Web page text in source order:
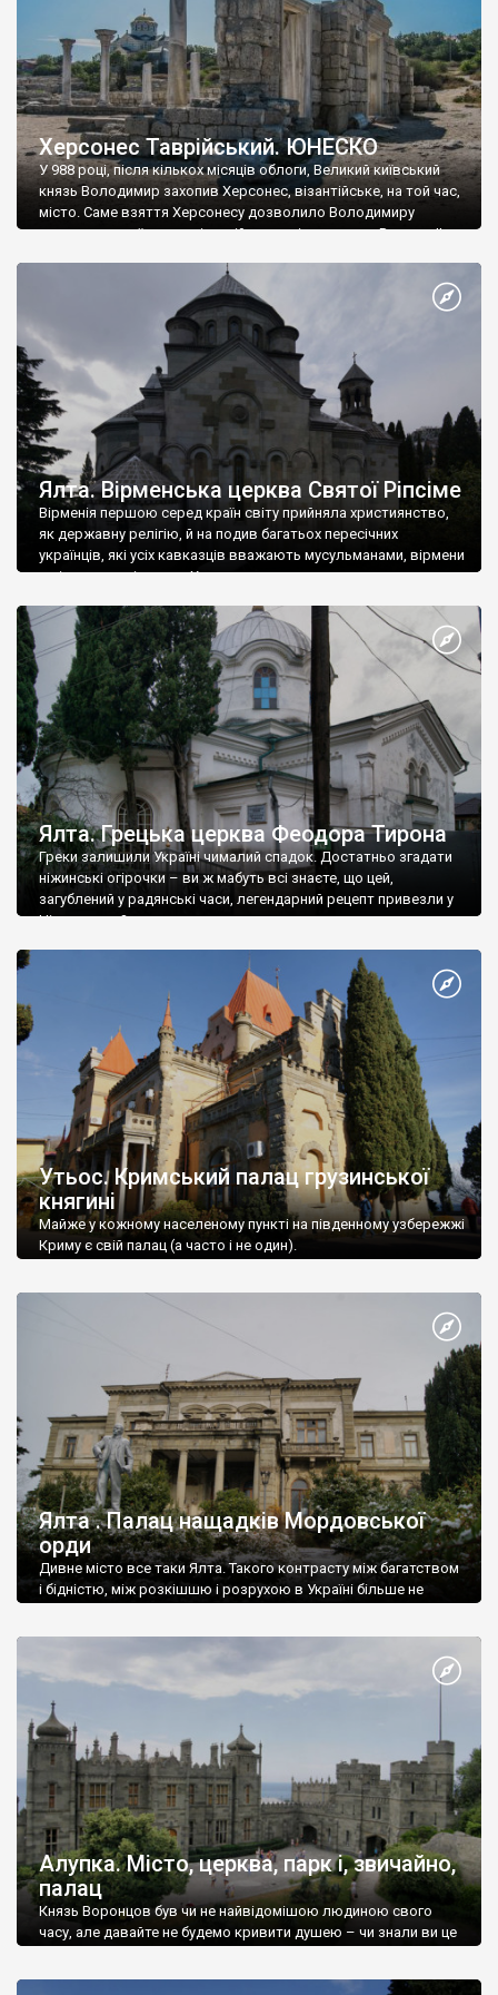
Херсонес Таврійський. ЮНЕСКО
У 988 році, після кількох місяців облоги, Великий київський
князь Володимир захопив Херсонес, візантійське, на той час,
місто. Саме взяття Херсонесу дозволило Володимиру
диктувати свої умови візантійському імператору Василю ІІ, та
Херсонесі Володимир-язичник, став Василем-християнином.
А потім було Хрещення Русі. На честь Херсонесу Таврійського
Ялта. Вірменська церква Святої Ріпсіме
Вірменія першою серед країн світу прийняла християнство,
як державну релігію, й на подив багатьох пересічних
українців, які усіх кавказців вважають мусульманами, вірмени
є відданими вірянами Христа
Ялта. Грецька церква Феодора Тирона
Греки залишили Україні чималий спадок. Достатньо згадати
ніжинські огірочки – ви ж мабуть всі знаєте, що цей,
загублений у радянські часи, легендарний рецепт привезли у
Ніжин греки?
Утьос. Кримський палац грузинської
княгині
Майже у кожному населеному пункті на південному узбережжі
Криму є свій палац (а часто і не один).
Ялта . Палац нащадків Мордовської
орди
Дивне місто все таки Ялта. Такого контрасту між багатством
і бідністю, між розкішшю і розрухою в Україні більше не
Алупка. Місто, церква, парк і, звичайно,
палац
Князь Воронцов був чи не найвідомішою людиною свого
часу, але давайте не будемо кривити душею – чи знали ви це